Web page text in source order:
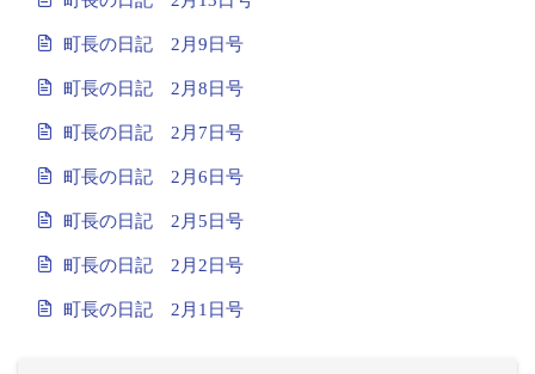
町長の日記 2月9日号
町長の日記 2月8日号
町長の日記 2月7日号
町長の日記 2月6日号
町長の日記 2月5日号
町長の日記 2月2日号
町長の日記 2月1日号